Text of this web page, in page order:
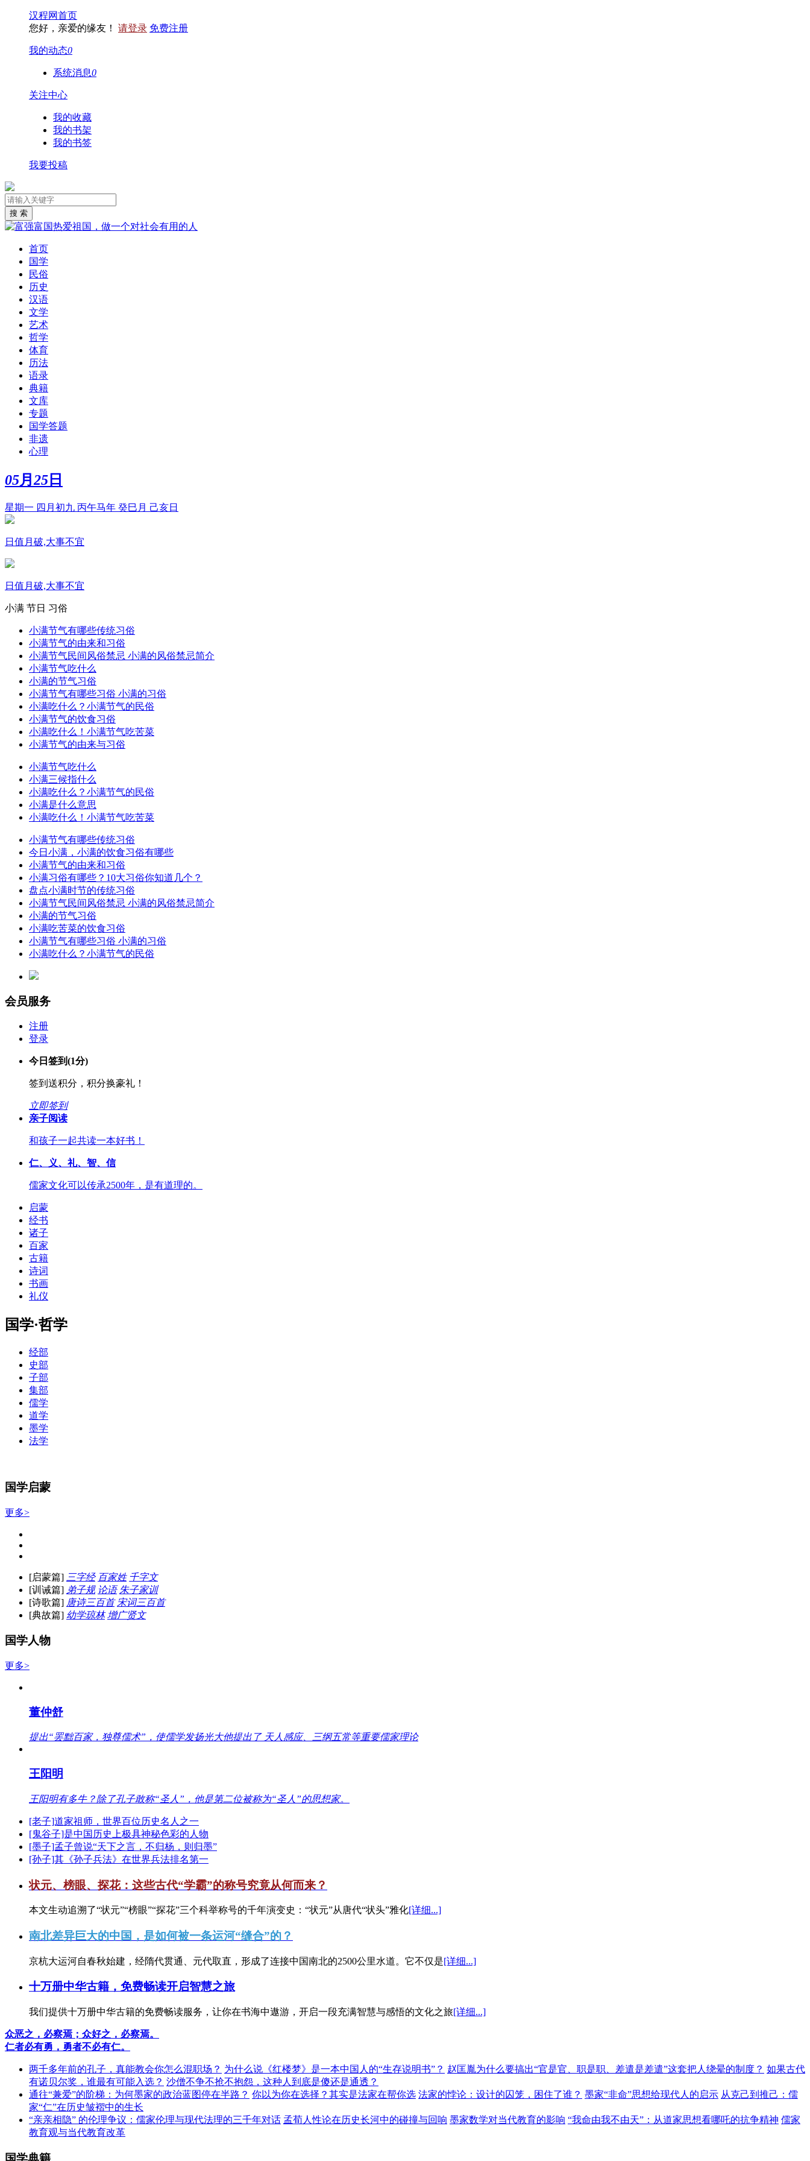
汉程网首页
您好，亲爱的缘友！ 请登录 免费注册
我的动态0
系统消息0
关注中心
我的收藏
我的书架
我的书签
我要投稿
首页
国学
民俗
历史
汉语
文学
艺术
哲学
体育
历法
语录
典籍
文库
专题
国学答题
非遗
心理
05月 25 日
星期一 四月初九 丙午马年 癸巳月 己亥日
日值月破,大事不宜
日值月破,大事不宜
小满 节日 习俗
小满节气有哪些传统习俗
小满节气的由来和习俗
小满节气民间风俗禁忌 小满的风俗禁忌简介
小满节气吃什么
小满的节气习俗
小满节气有哪些习俗 小满的习俗
小满吃什么？小满节气的民俗
小满节气的饮食习俗
小满吃什么！小满节气吃苦菜
小满节气的由来与习俗
小满节气吃什么
小满三候指什么
小满吃什么？小满节气的民俗
小满是什么意思
小满吃什么！小满节气吃苦菜
小满节气有哪些传统习俗
今日小满，小满的饮食习俗有哪些
小满节气的由来和习俗
小满习俗有哪些？10大习俗你知道几个？
盘点小满时节的传统习俗
小满节气民间风俗禁忌 小满的风俗禁忌简介
小满的节气习俗
小满吃苦菜的饮食习俗
小满节气有哪些习俗 小满的习俗
小满吃什么？小满节气的民俗
会员服务
注册
登录
今日签到(1分)
签到送积分，积分换豪礼！
立即签到
亲子阅读
和孩子一起共读一本好书！
仁、义、礼、智、信
儒家文化可以传承2500年，是有道理的。
启蒙
经书
诸子
百家
古籍
诗词
书画
礼仪
国学·哲学
经部
史部
子部
集部
儒学
道学
墨学
法学
国学启蒙
更多>
[启蒙篇] 三字经 百家姓 千字文
[训诫篇] 弟子规 论语 朱子家训
[诗歌篇] 唐诗三百首 宋词三百首
[典故篇] 幼学琼林 增广贤文
国学人物
更多>
董仲舒
提出“罢黜百家，独尊儒术”，使儒学发扬光大他提出了 天人感应、三纲五常等重要儒家理论
王阳明
王阳明有多牛？除了孔子敢称“圣人”，他是第二位被称为“圣人”的思想家。
[老子]道家祖师，世界百位历史名人之一
[鬼谷子]是中国历史上极具神秘色彩的人物
[墨子]孟子曾说“天下之言，不归杨，则归墨”
[孙子]其《孙子兵法》在世界兵法排名第一
状元、榜眼、探花：这些古代“学霸”的称号究竟从何而来？
本文生动追溯了“状元”“榜眼”“探花”三个科举称号的千年演变史：“状元”从唐代“状头”雅化[详细...]
南北差异巨大的中国，是如何被一条运河“缝合”的？
京杭大运河自春秋始建，经隋代贯通、元代取直，形成了连接中国南北的2500公里水道。它不仅是[详细...]
十万册中华古籍，免费畅读开启智慧之旅
我们提供十万册中华古籍的免费畅读服务，让你在书海中遨游，开启一段充满智慧与感悟的文化之旅[详细...]
众恶之，必察焉；众好之，必察焉。
仁者必有勇，勇者不必有仁。
两千多年前的孔子，真能教会你怎么混职场？ 为什么说《红楼梦》是一本中国人的“生存说明书”？ 赵匡胤为什么要搞出“官是官、职是职、差遣是差遣”这套把人绕晕的制度？ 如果古代
有诺贝尔奖，谁最有可能入选？ 沙僧不争不抢不抱怨，这种人到底是傻还是通透？
通往“兼爱”的阶梯：为何墨家的政治蓝图停在半路？ 你以为你在选择？其实是法家在帮你选 法家的悖论：设计的囚笼，困住了谁？ 墨家“非命”思想给现代人的启示 从克己到推己：儒
家“仁”在历史皱褶中的生长
“亲亲相隐” 的伦理争议：儒家伦理与现代法理的三千年对话 孟荀人性论在历史长河中的碰撞与回响 墨家数学对当代教育的影响 “我命由我不由天”：从道家思想看哪吒的抗争精神 儒家
教育观与当代教育改革
国学典籍